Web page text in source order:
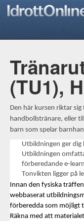
(TU1),
Den här kursen riktar
handbollstränare, eller
barn som spelar
Utbildningen ger dig
Utbildningen
förberedande e-
Tonvikten ligger på
Innan den fysiska
webbaserat
förberedda som möjligt
Räkna med att